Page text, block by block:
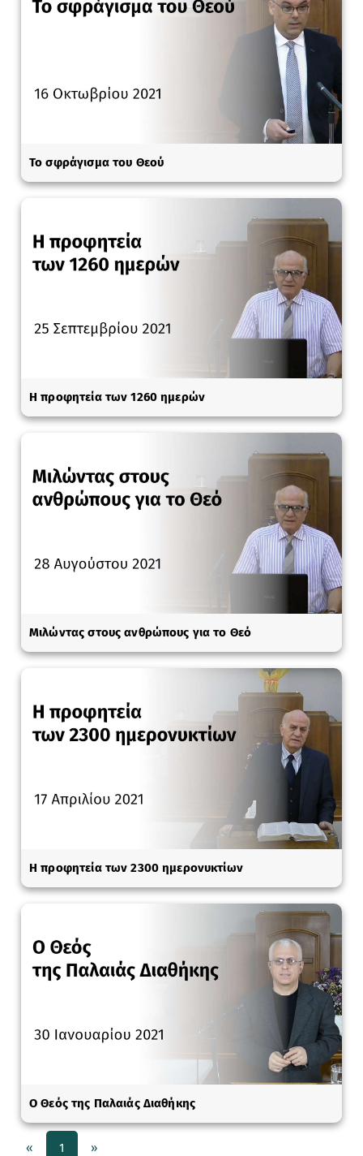
Το σφράγισμα του Θεού
Η προφητεία των 1260 ημερών
Μιλώντας στους ανθρώπους για το Θεό
Η προφητεία των 2300 ημερονυκτίων
Ο Θεός της Παλαιάς Διαθήκης
« 1 »